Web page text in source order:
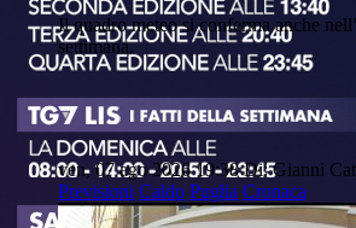
Il quadro meteo si conferma anche
settimana.
ven, 07 ago 2026 19:38 Di: Gianni
Previsioni Caldo Puglia Cronaca